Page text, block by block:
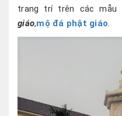
trang trí trên các mẫu
giáo,mộ đá phật giáo